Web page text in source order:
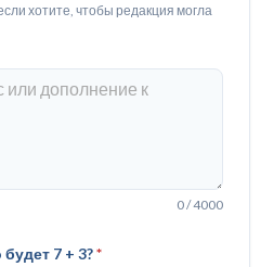
хотите, чтобы редакция могла
0 / 4000
7 + 3?*